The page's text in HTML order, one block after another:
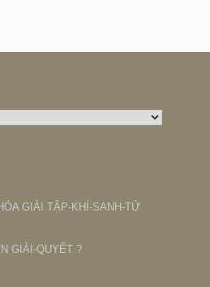
GIẢI TẬP-KHÍ-SANH-TỬ
GIẢI-QUYẾT ?